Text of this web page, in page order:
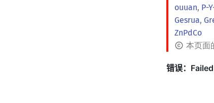
ouuan, P-
Gesrua,
ZnPdCo
本页面